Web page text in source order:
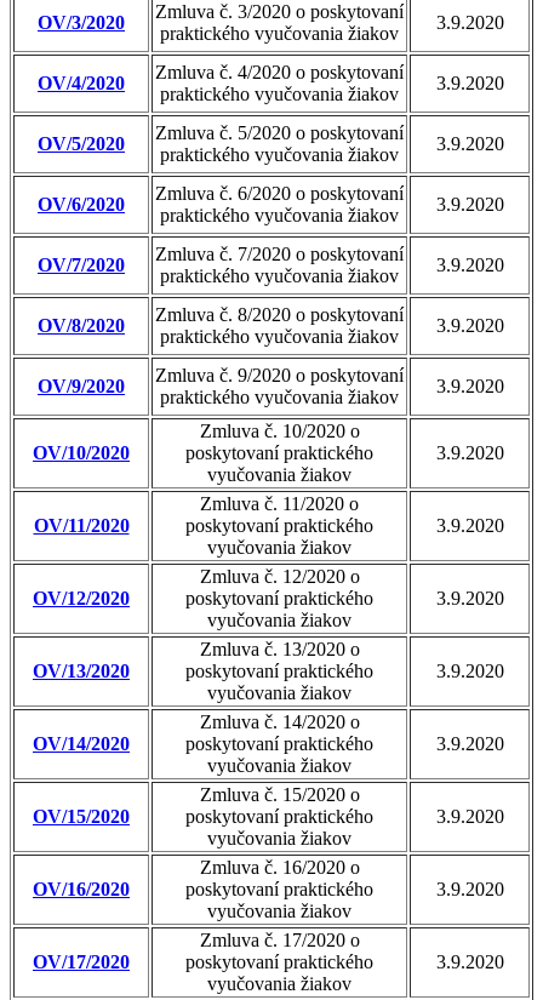
OV/3/2020
Zmluva č. 3/2020 o poskytovaní
praktického vyučovania žiakov
3.9.2020
OV/4/2020
Zmluva č. 4/2020 o poskytovaní
praktického vyučovania žiakov
3.9.2020
OV/5/2020
Zmluva č. 5/2020 o poskytovaní
praktického vyučovania žiakov
3.9.2020
OV/6/2020
Zmluva č. 6/2020 o poskytovaní
praktického vyučovania žiakov
3.9.2020
OV/7/2020
Zmluva č. 7/2020 o poskytovaní
praktického vyučovania žiakov
3.9.2020
OV/8/2020
Zmluva č. 8/2020 o poskytovaní
praktického vyučovania žiakov
3.9.2020
OV/9/2020
Zmluva č. 9/2020 o poskytovaní
praktického vyučovania žiakov
3.9.2020
OV/10/2020
Zmluva č. 10/2020 o
poskytovaní praktického
vyučovania žiakov
3.9.2020
OV/11/2020
Zmluva č. 11/2020 o
poskytovaní praktického
vyučovania žiakov
3.9.2020
OV/12/2020
Zmluva č. 12/2020 o
poskytovaní praktického
vyučovania žiakov
3.9.2020
OV/13/2020
Zmluva č. 13/2020 o
poskytovaní praktického
vyučovania žiakov
3.9.2020
OV/14/2020
Zmluva č. 14/2020 o
poskytovaní praktického
vyučovania žiakov
3.9.2020
OV/15/2020
Zmluva č. 15/2020 o
poskytovaní praktického
vyučovania žiakov
3.9.2020
OV/16/2020
Zmluva č. 16/2020 o
poskytovaní praktického
vyučovania žiakov
3.9.2020
OV/17/2020
Zmluva č. 17/2020 o
poskytovaní praktického
vyučovania žiakov
3.9.2020